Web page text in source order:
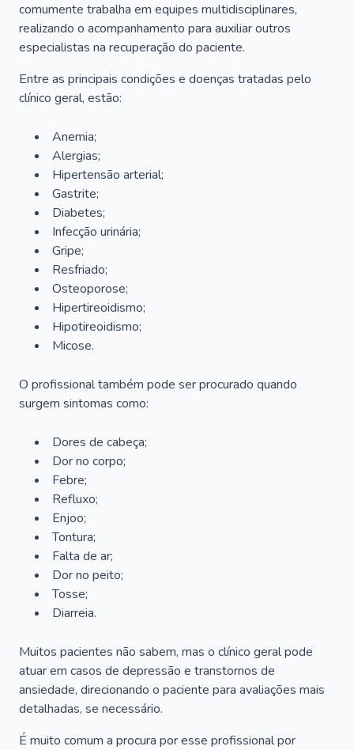
comumente trabalha em equipes multidisciplinares,
realizando o acompanhamento para auxiliar outros
especialistas na recuperação do paciente.
Entre as principais condições e doenças tratadas pelo
clínico geral, estão:
Anemia;
Alergias;
Hipertensão arterial;
Gastrite;
Diabetes;
Infecção urinária;
Gripe;
Resfriado;
Osteoporose;
Hipertireoidismo;
Hipotireoidismo;
Micose.
O profissional também pode ser procurado quando
surgem sintomas como:
Dores de cabeça;
Dor no corpo;
Febre;
Refluxo;
Enjoo;
Tontura;
Falta de ar;
Dor no peito;
Tosse;
Diarreia.
Muitos pacientes não sabem, mas o clínico geral pode
atuar em casos de depressão e transtornos de
ansiedade, direcionando o paciente para avaliações mais
detalhadas, se necessário.
É muito comum a procura por esse profissional por